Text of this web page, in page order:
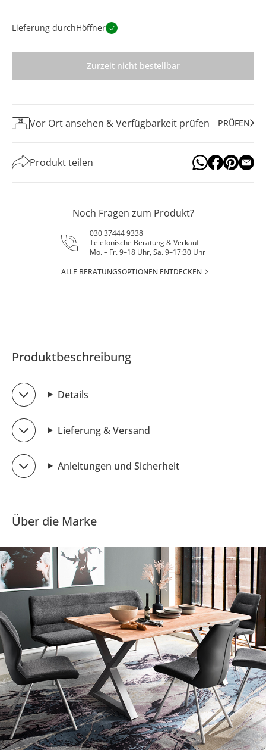
Lieferung durchHöffner
Zurzeit nicht bestellbar
Vor Ort ansehen & Verfügbarkeit prüfen PRÜFEN
Produkt teilen
Noch Fragen zum Produkt?
030 37444 9338
Telefonische Beratung & Verkauf
Mo. – Fr. 9–18 Uhr, Sa. 9–17:30 Uhr
ALLE BERATUNGSOPTIONEN ENTDECKEN
Produktbeschreibung
Details
Lieferung & Versand
Anleitungen und Sicherheit
Über die Marke